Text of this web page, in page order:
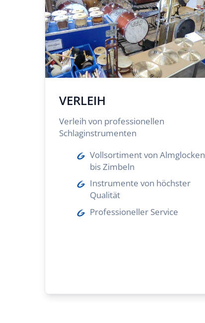
VERLEIH
Verleih von professionellen
Schlaginstrumenten
Vollsortiment von Almglocken
bis Zimbeln
Instrumente von höchster
Qualität
Professioneller Service